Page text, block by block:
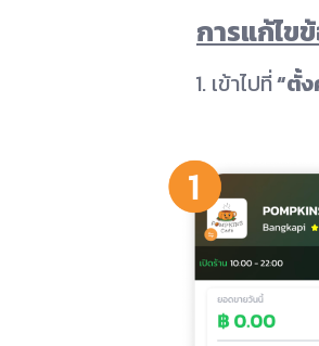
การแก้ไข
1. เข้าไปที่“ตั้ง